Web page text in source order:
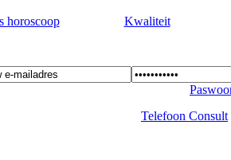
horoscoop Kwaliteit
Telefoon Consult